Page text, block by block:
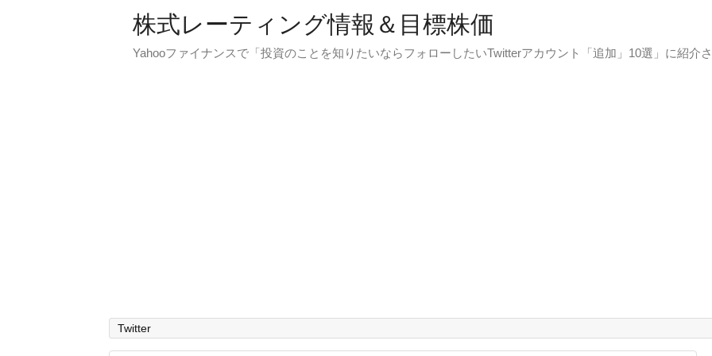
株式レーティング情報＆目標株価
Yahooファイナンスで「投資のことを知りたいならフォローしたいTwitterアカウント「追加」10選」に紹介
Twitter